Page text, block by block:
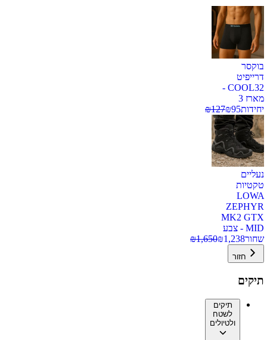
בוקסר
דרייפיט
COOL32 -
מארז 3
יחידות
₪95
₪127
נעליים
טקטיות
LOWA
ZEPHYR
MK2 GTX
MID - צבע
שחור
₪1,238
₪1,650
חזור
תיקים
תיקים
לשטח
ולטיולים